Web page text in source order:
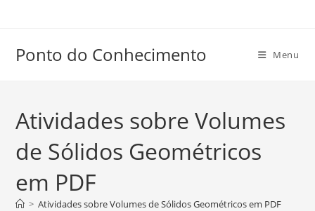
conteúdo
Ponto do Conhecimento Menu
Atividades sobre Volumes
de Sólidos Geométricos
em PDF
> Atividades sobre Volumes de Sólidos Geométricos em PDF